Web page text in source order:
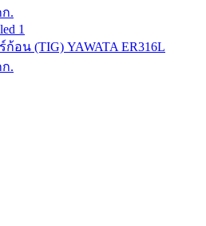
.
อน (TIG) YAWATA ER316L
.